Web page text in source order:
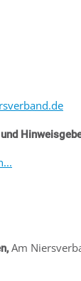
Am